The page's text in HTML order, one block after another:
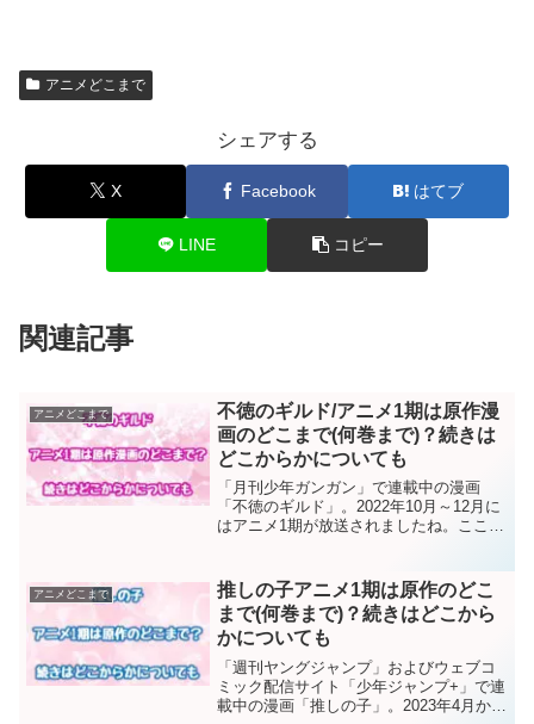
アニメどこまで
シェアする
X Facebook はてブ
LINE コピー
関連記事
アニメどこまで
不徳のギルド/アニメ1期は原作漫
画のどこまで(何巻まで)？続きは
どこからかについても
「月刊少年ガンガン」で連載中の漫画
「不徳のギルド」。2022年10月～12月に
はアニメ1期が放送されましたね。ここで
で）放送されたかです。続きを漫画で読
みたいですからね...
アニメどこまで
推しの子アニメ1期は原作のどこ
まで(何巻まで)？続きはどこから
かについても
「週刊ヤングジャンプ」およびウェブコ
ミック配信サイト「少年ジャンプ+」で連
載中の漫画「推しの子」。2023年4月から